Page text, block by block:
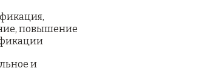
повышение
и